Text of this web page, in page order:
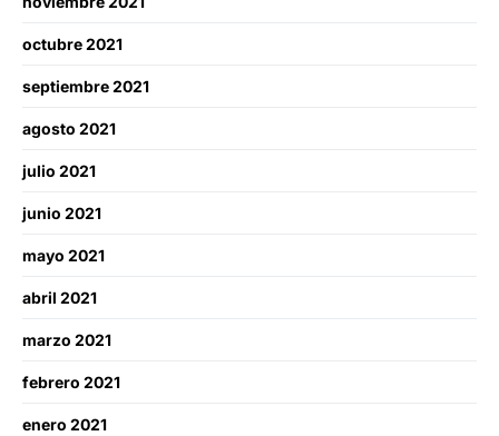
octubre 2021
septiembre 2021
agosto 2021
julio 2021
junio 2021
mayo 2021
abril 2021
marzo 2021
febrero 2021
enero 2021